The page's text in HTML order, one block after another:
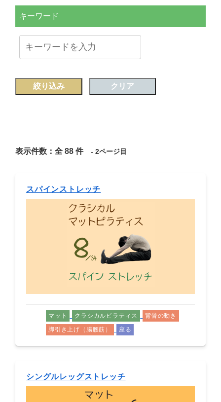
キーワード
絞り込み クリア
表示件数：全 88 件 - 2ページ目
スパインストレッチ
マット クラシカルピラティス
背骨の動き
脚引き上げ（腸腰筋）
座る
シングルレッグストレッチ